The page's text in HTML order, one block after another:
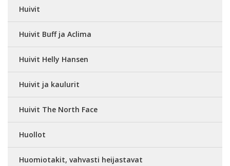
Huivit
Huivit Buff ja Aclima
Huivit Helly Hansen
Huivit ja kaulurit
Huivit The North Face
Huollot
Huomiotakit, vahvasti heijastavat